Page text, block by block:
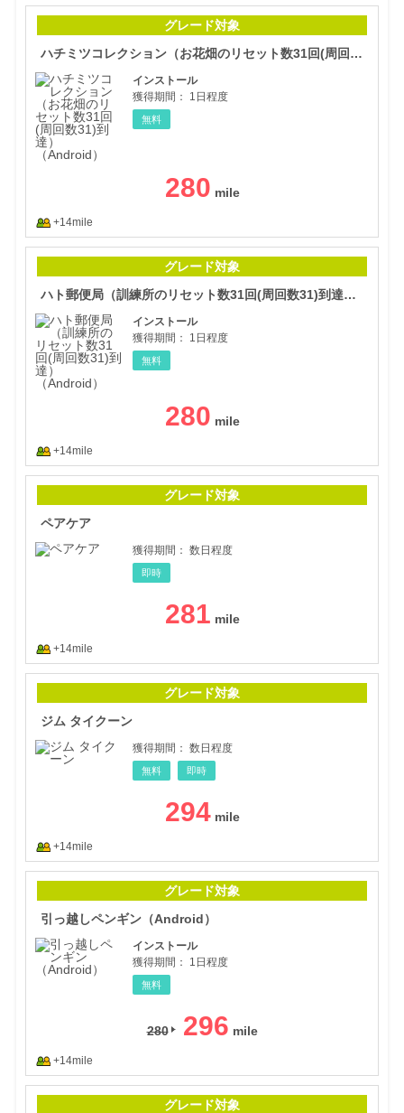
グレード対象
ハチミツコレクション（お花畑のリセット数31回(周回数31)到達）（Android）
インストール
獲得期間：
1日程度
無料
280
+14mile
グレード対象
ハト郵便局（訓練所のリセット数31回(周回数31)到達）（Android）
インストール
獲得期間：
1日程度
無料
280
+14mile
グレード対象
ペアケア
獲得期間： 数日程度
即時
281
+14mile
グレード対象
ジム タイクーン
獲得期間： 数日程度
無料 即時
294
+14mile
グレード対象
引っ越しペンギン（Android）
インストール
獲得期間：
1日程度
無料
280 296
+14mile
グレード対象